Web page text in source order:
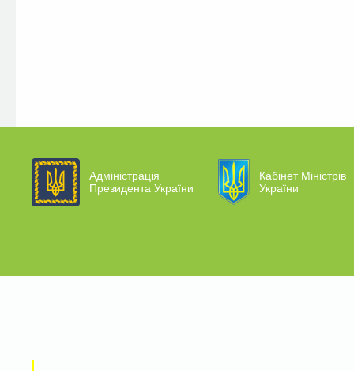
Адміністрація
Президента України
Кабінет Міністрів
України